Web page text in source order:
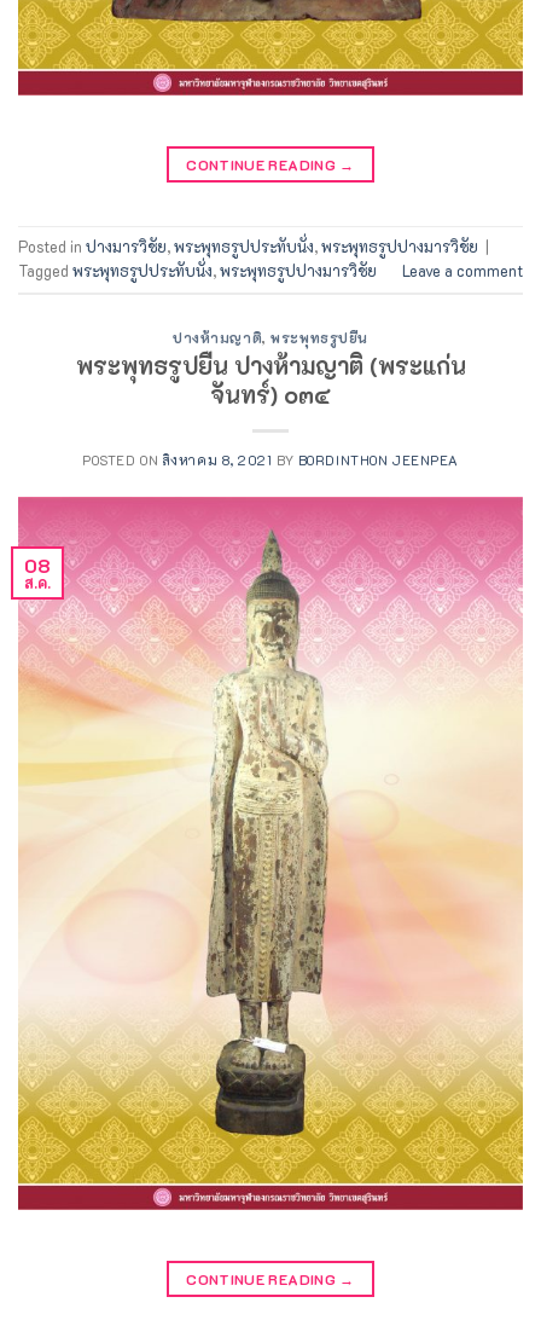
CONTINUE READING →
Posted in ปางมารวิชัย,พระพุทธรูปประทับนั่ง,พระพุทธรูปปางมารวิชัย
Tagged พระพุทธรูปประทับนั่ง,พระพุทธรูปปางมารวิชัย Leave a comment
ปางห้ามญาติ,พระพุทธรูปยืน
พระพุทธรูปยืน ปางห้ามญาติ (พระแก่น
จันทร์) ๐๓๔
POSTED ON สิงหาคม 8, 2021 BY BORDINTHON JEENPEA
08
ส.ค.
CONTINUE READING →